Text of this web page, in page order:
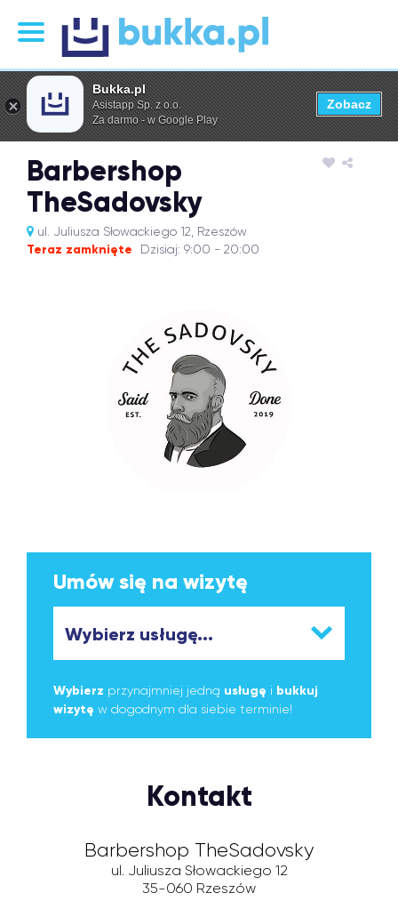
Barbershop
TheSadovsky
ul. Juliusza Słowackiego 12, Rzeszów
Teraz zamknięte Dzisiaj: 9:00 - 20:00
Umów się na wizytę
Wybierz przynajmniej jedną usługę i bukkuj
wizytę w dogodnym dla siebie terminie!
Kontakt
Barbershop TheSadovsky
ul. Juliusza Słowackiego 12
35-060 Rzeszów
Bukka.pl
Asistapp Sp. z o.o.
Za darmo - w Google Play
Zobacz